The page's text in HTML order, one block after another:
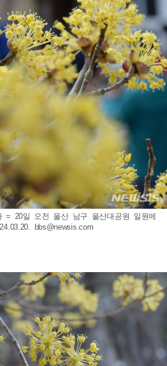
= 20일 오전 울산 남구 울산대공원 일원에
bbs@newsis.com